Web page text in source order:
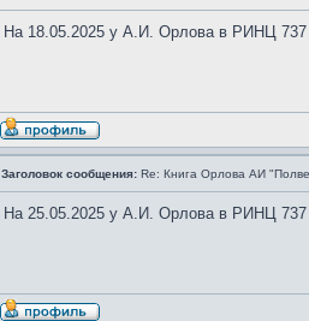
На 18.05.2025 у А.И. Орлова в РИНЦ 737
Заголовок сообщения: Re: Книга Орлова АИ
На 25.05.2025 у А.И. Орлова в РИНЦ 737